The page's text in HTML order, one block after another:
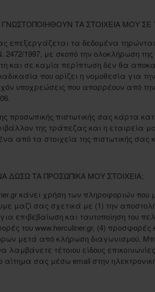
ΤΑ ΣΤΟΙΧΕΙΑ ΜΟΥ ΣΕ
επεξεργάζεται τα δεδομένα
2472/1997, με σκοπό την ολοκλήρωση
και σε καμία περίπτωση δεν θα
που ορίζει η νομοθεσία για
υποχρεώσεις που απορρέουν από
προσωπικής πιστωτικής σας κάρτα
της τράπεζας και η εταιρεία
από τα στοιχεία της πιστωτικής σας
ΝΑ ΔΩΣΩ ΤΑ ΠΡΟΣΩΠΙΚΑ ΜΟΥ ΣΤΟΙΧΕΙΑ;
κάνει χρήση των πληροφοριών που
μαζί σας σχετικά με (1) την
επιβεβαίωση και ταυτοποίηση του
του www.herculiner.gr, (4) προσφορές
μετά από κλήρωση διαγωνισμού.
λαμβάνετε τέτοιου είδους
αίτημα σας μέσω email στην